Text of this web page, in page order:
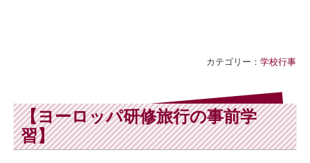
カテゴリー： 学校行事
【ヨーロッパ研修旅行の事前学
習】